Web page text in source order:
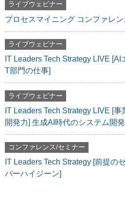
ライブウェビナー
プロセスマイニング コンファレ
ライブウェビナー
IT Leaders Tech Strategy LIVE [AI
T部門の仕事]
ライブウェビナー
IT Leaders Tech Strategy LIVE [
開発力] 生成AI時代のシステム開
コンファレンス/セミナー
IT Leaders Tech Strategy [前提の
バーハイジーン]